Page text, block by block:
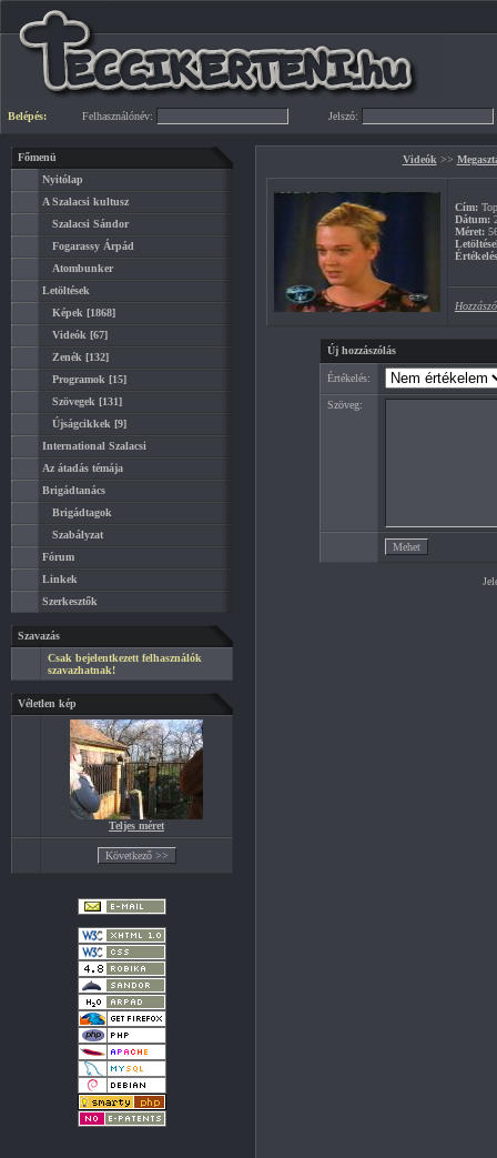
Belépés: Felhasználónév: Jelszó:
Főmenü
Nyitólap
A Szalacsi kultusz
Szalacsi Sándor
Fogarassy Árpád
Atombunker
Letöltések
Képek [1868]
Videók [67]
Zenék [132]
Programok [15]
Szövegek [131]
Újságcikkek [9]
International Szalacsi
Az átadás témája
Brigádtanács
Brigádtagok
Szabályzat
Fórum
Linkek
Szerkesztők
Szavazás
Csak bejelentkezett felhasználók
szavazhatnak!
Véletlen kép
Teljes méret
Videók >>
Cím:
Dátum:
Méret:
Új hozzászólás
Értékelés:
Szöveg: